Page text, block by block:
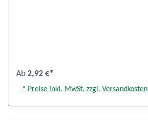
Ab 2,92 €*
* Preise inkl. MwSt. zzgl. Versandkosten